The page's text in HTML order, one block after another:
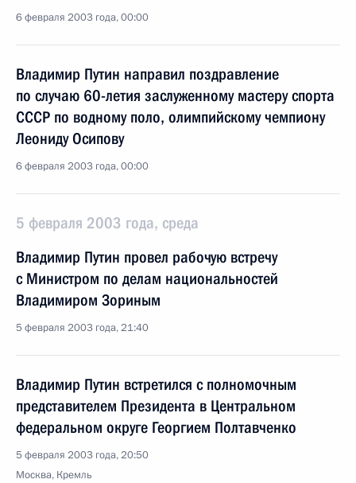
6 февраля 2003 года, 00:00
Владимир Путин направил поздравление
по случаю 60-летия заслуженному мастеру спорта
СССР по водному поло, олимпийскому чемпиону
Леониду Осипову
6 февраля 2003 года, 00:00
5 февраля 2003 года, среда
Владимир Путин провел рабочую встречу
с Министром по делам национальностей
Владимиром Зориным
5 февраля 2003 года, 21:40
Владимир Путин встретился с полномочным
представителем Президента в Центральном
федеральном округе Георгием Полтавченко
5 февраля 2003 года, 20:50
Москва, Кремль